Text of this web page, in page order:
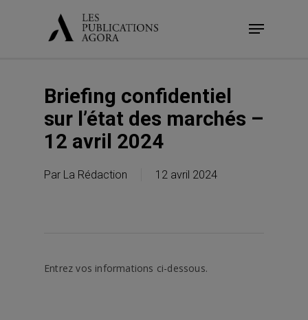
Menu
Briefing confidentiel
sur l’état des marchés –
12 avril 2024
Par La Rédaction 12 avril 2024
Entrez vos informations ci-dessous.